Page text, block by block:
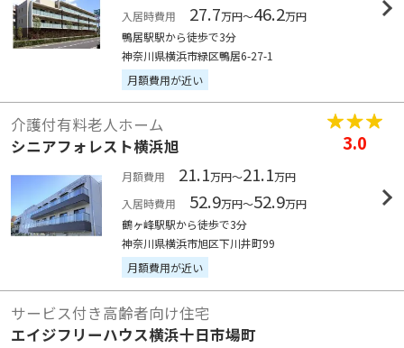
入居時費用
27.7万円～46.2万円
鴨居駅駅から徒歩で3分
神奈川県横浜市緑区鴨居6-27-1
月額費用が近い
介護付有料老人ホーム
シニアフォレスト横浜旭
3.0
月額費用 21.1万円～21.1万円
入居時費用
52.9万円～52.9万円
鶴ヶ峰駅駅から徒歩で3分
神奈川県横浜市旭区下川井町99
月額費用が近い
サービス付き高齢者向け住宅
エイジフリーハウス横浜十日市場町